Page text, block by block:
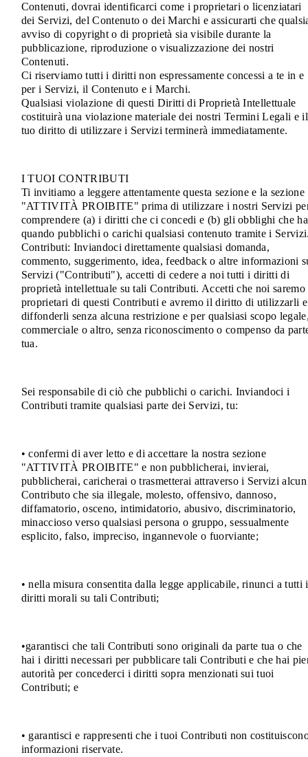
Contenuti, dovrai identificarci come i proprietari o licenziatari
dei Servizi, del Contenuto o dei Marchi e assicurarti che
avviso di copyright o di proprietà sia visibile durante la
pubblicazione, riproduzione o visualizzazione dei nostri
Contenuti.
Ci riserviamo tutti i diritti non espressamente concessi a te in e
per i Servizi, il Contenuto e i Marchi.
Qualsiasi violazione di questi Diritti di Proprietà Intellettuale
costituirà una violazione materiale dei nostri Termini Legali e il
tuo diritto di utilizzare i Servizi terminerà immediatamente.
I TUOI CONTRIBUTI
Ti invitiamo a leggere attentamente questa sezione e la sezione
"ATTIVITÀ PROIBITE" prima di utilizzare i nostri Servizi
comprendere (a) i diritti che ci concedi e (b) gli obblighi che
quando pubblichi o carichi qualsiasi contenuto tramite i
Contributi: Inviandoci direttamente qualsiasi domanda,
commento, suggerimento, idea, feedback o altre informazioni
Servizi ("Contributi"), accetti di cedere a noi tutti i diritti di
proprietà intellettuale su tali Contributi. Accetti che noi saremo
proprietari di questi Contributi e avremo il diritto di utilizzarli e
diffonderli senza alcuna restrizione e per qualsiasi scopo
commerciale o altro, senza riconoscimento o compenso da
tua.
Sei responsabile di ciò che pubblichi o carichi. Inviandoci i
Contributi tramite qualsiasi parte dei Servizi, tu:
• confermi di aver letto e di accettare la nostra sezione
"ATTIVITÀ PROIBITE" e non pubblicherai, invierai,
pubblicherai, caricherai o trasmetterai attraverso i Servizi alcun
Contributo che sia illegale, molesto, offensivo, dannoso,
diffamatorio, osceno, intimidatorio, abusivo, discriminatorio,
minaccioso verso qualsiasi persona o gruppo, sessualmente
esplicito, falso, impreciso, ingannevole o fuorviante;
• nella misura consentita dalla legge applicabile, rinunci a tutti i
diritti morali su tali Contributi;
•garantisci che tali Contributi sono originali da parte tua o che
hai i diritti necessari per pubblicare tali Contributi e che hai
autorità per concederci i diritti sopra menzionati sui tuoi
Contributi; e
• garantisci e rappresenti che i tuoi Contributi non
informazioni riservate.